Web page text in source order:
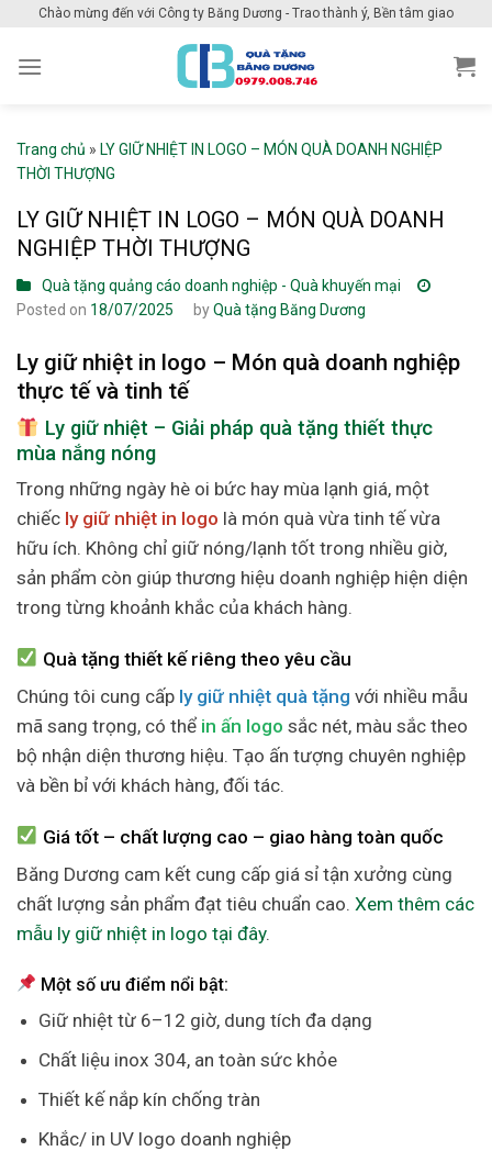
content
Chào mừng đến với Công ty Băng Dương - Trao thành ý, Bền tâm giao
Trang chủ » LY GIỮ NHIỆT IN LOGO – MÓN QUÀ DOANH NGHIỆP
THỜI THƯỢNG
LY GIỮ NHIỆT IN LOGO – MÓN QUÀ DOANH
NGHIỆP THỜI THƯỢNG
Quà tặng quảng cáo doanh nghiệp - Quà khuyến mại
Posted on 18/07/2025 byQuà tặng Băng Dương
Ly giữ nhiệt in logo – Món quà doanh nghiệp
thực tế và tinh tế
Ly giữ nhiệt – Giải pháp quà tặng thiết thực
mùa nắng nóng
Trong những ngày hè oi bức hay mùa lạnh giá, một
chiếc ly giữ nhiệt in logo là món quà vừa tinh tế vừa
hữu ích. Không chỉ giữ nóng/lạnh tốt trong nhiều giờ,
sản phẩm còn giúp thương hiệu doanh nghiệp hiện diện
trong từng khoảnh khắc của khách hàng.
Quà tặng thiết kế riêng theo yêu cầu
Chúng tôi cung cấp ly giữ nhiệt quà tặng với nhiều mẫu
mã sang trọng, có thể in ấn logo sắc nét, màu sắc theo
bộ nhận diện thương hiệu. Tạo ấn tượng chuyên nghiệp
và bền bỉ với khách hàng, đối tác.
Giá tốt – chất lượng cao – giao hàng toàn quốc
Băng Dương cam kết cung cấp giá sỉ tận xưởng cùng
chất lượng sản phẩm đạt tiêu chuẩn cao. Xem thêm các
mẫu ly giữ nhiệt in logo tại đây.
Một số ưu điểm nổi bật:
Giữ nhiệt từ 6–12 giờ, dung tích đa dạng
Chất liệu inox 304, an toàn sức khỏe
Thiết kế nắp kín chống tràn
Khắc/ in UV logo doanh nghiệp